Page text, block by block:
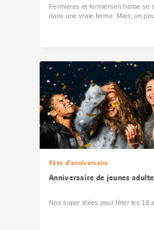
Fermières et fermiersen herbe se
dans une vraie ferme. Mais, on
Fête d’anniversaire
Anniversaire de jeunes
Nos super idées pour fêter les 18